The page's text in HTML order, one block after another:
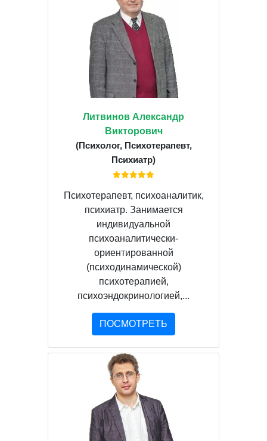
Литвинов Александр
Викторович
(Психолог, Психотерапевт,
Психиатр)
Психотерапевт, психоаналитик,
психиатр. Занимается
индивидуальной
психоаналитически-
ориентированной
(психодинамической)
психотерапией,
психоэндокринологией,...
ПОСМОТРЕТЬ